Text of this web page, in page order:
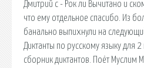
Дмитрий c - Рок ли Вычитано и
что ему отдельное спасибо. Из
банально выпихнули на
Диктанты по русскому языку для
сборник диктантов. Поёт Муслим